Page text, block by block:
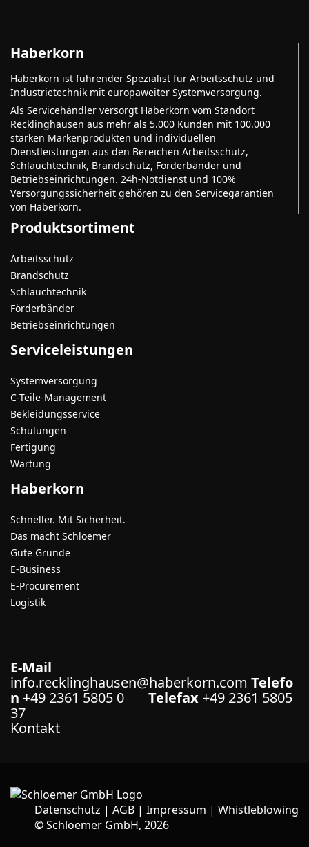
Haberkorn
Haberkorn ist führender Spezialist für Arbeitsschutz und
Industrietechnik mit europaweiter Systemversorgung.
Als Servicehändler versorgt Haberkorn vom Standort
Recklinghausen aus mehr als 5.000 Kunden mit 100.000
starken Markenprodukten und individuellen
Dienstleistungen aus den Bereichen Arbeitsschutz,
Schlauchtechnik, Brandschutz, Förderbänder und
Betriebseinrichtungen. 24h-Notdienst und 100%
Versorgungssicherheit gehören zu den Servicegarantien
von Haberkorn.
Produktsortiment
Arbeitsschutz
Brandschutz
Schlauchtechnik
Förderbänder
Betriebseinrichtungen
Serviceleistungen
Systemversorgung
C-Teile-Management
Bekleidungsservice
Schulungen
Fertigung
Wartung
Haberkorn
Schneller. Mit Sicherheit.
Das macht Schloemer
Gute Gründe
E-Business
E-Procurement
Logistik
E-Mail
info.recklinghausen@haberkorn.com Telefo
n +49 2361 5805 0 Telefax +49 2361 5805
37
Kontakt
Datenschutz | AGB | Impressum | Whistleblowing
©Schloemer GmbH, 2026